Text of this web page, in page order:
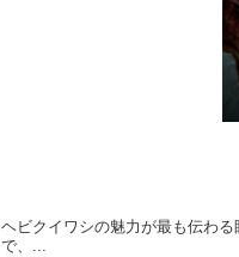
ヘビクイワシの魅力が最も伝わ
で、...